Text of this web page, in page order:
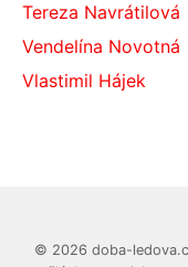
Tereza Navrátilová
Vendelína Novotná
Vlastimil Hájek
© 2026 doba-